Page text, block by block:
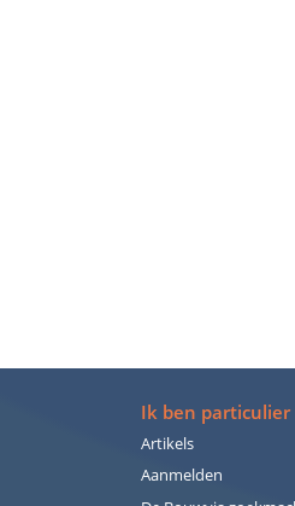
Ik ben particulier
Artikels
Aanmelden